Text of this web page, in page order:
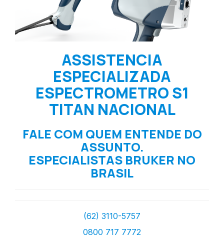
ASSISTENCIA
ESPECIALIZADA
ESPECTROMETRO S1
TITAN NACIONAL
FALE COM QUEM ENTENDE DO
ASSUNTO.
ESPECIALISTAS BRUKER NO
BRASIL
(62) 3110-5757
0800 717 7772